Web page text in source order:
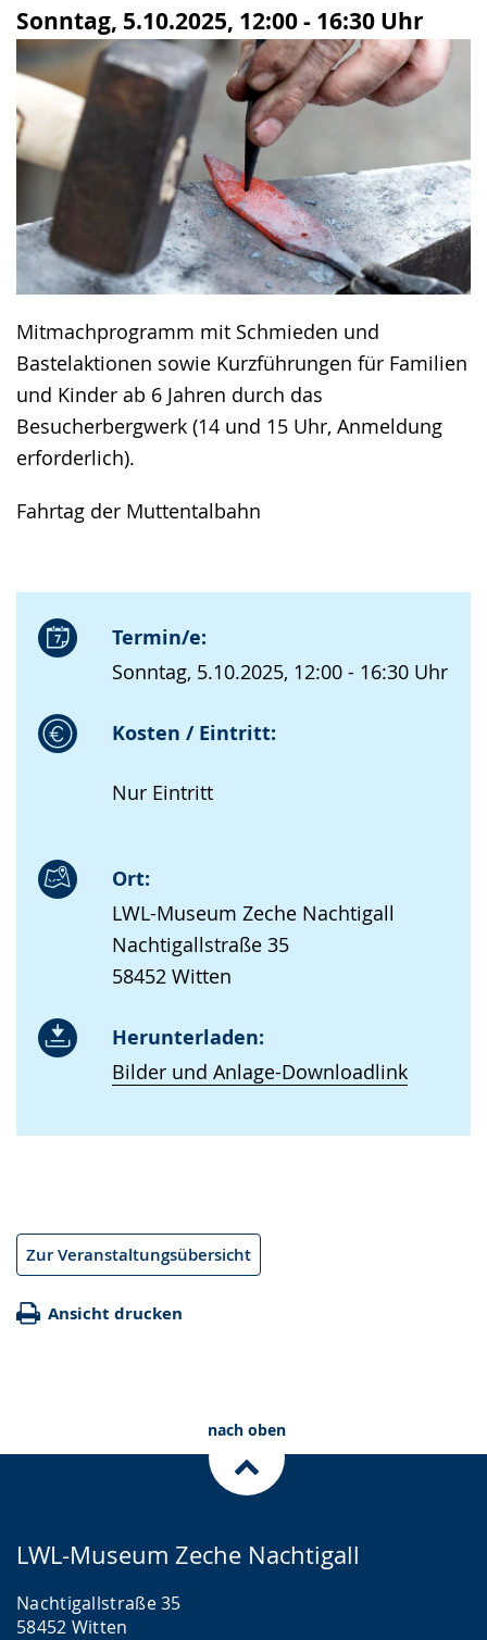
Sonntag, 5.10.2025, 12:00 - 16:30 Uhr
Mitmachprogramm mit Schmieden und
Bastelaktionen sowie Kurzführungen für Familien
und Kinder ab 6 Jahren durch das
Besucherbergwerk (14 und 15 Uhr, Anmeldung
erforderlich).
Fahrtag der Muttentalbahn
Termin/e:
Sonntag, 5.10.2025, 12:00 - 16:30 Uhr
Kosten / Eintritt:
Nur Eintritt
Ort:
LWL-Museum Zeche Nachtigall
Nachtigallstraße 35
58452 Witten
Herunterladen:
Bilder und Anlage-Downloadlink
Gebärdensprache
wird
angezeigt.
Zur Veranstaltungsübersicht
Ansicht drucken
nach oben
LWL-Museum Zeche Nachtigall
Nachtigallstraße 35
58452 Witten